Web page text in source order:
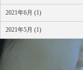
2021年6月 (1)
2021年5月 (1)